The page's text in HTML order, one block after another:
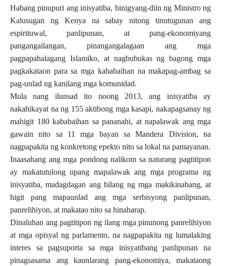
Habang pinupuri ang inisyatiba, binigyang-diin ng Ministro ng
Kalusugan ng Kenya na sabay nitong tinutugunan ang
espirituwal, panlipunan, at pang-ekonomiyang
pangangailangan, pinangangalagaan ang mga
pagpapahalagang Islamiko, at nagbubukas ng bagong mga
pagkakataon para sa mga kababaihan na makapag-ambag sa
pag-unlad ng kanilang mga komunidad.
Mula nang ilunsad ito noong 2013, ang inisyatiba ay
nakahikayat na ng 155 aktibong mga kasapi, nakapagsanay ng
mahigit 180 kababaihan sa pananahi, at napalawak ang mga
gawain nito sa 11 mga bayan sa Mandera Division, na
nagpapakita ng konkretong epekto nito sa lokal na pamayanan.
Inaasahang ang mga pondong nalikom sa naturang pagtitipon
ay makatutulong upang mapalawak ang mga programa ng
inisyatiba, madagdagan ang bilang ng mga makikinabang, at
higit pang mapaunlad ang mga serbisyong panlipunan,
panrelihiyon, at makatao nito sa hinaharap.
Dinaluhan ang pagtitipon ng ilang mga pinunong panrelihiyon
at mga opisyal ng parlamento, na nagpapakita ng lumalaking
interes sa pagsuporta sa mga inisyatibang panlipunan na
pinagsasama ang kaunlarang pang-ekonomiya, makataong